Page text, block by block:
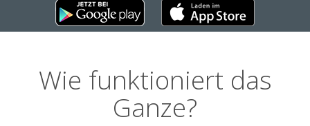
Wie funktioniert das
Ganze?